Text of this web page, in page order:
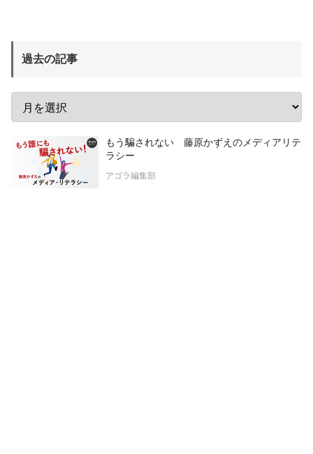
過去の記事
もう騙されない 藤原かずえのメディアリテ
ラシー
アゴラ編集部